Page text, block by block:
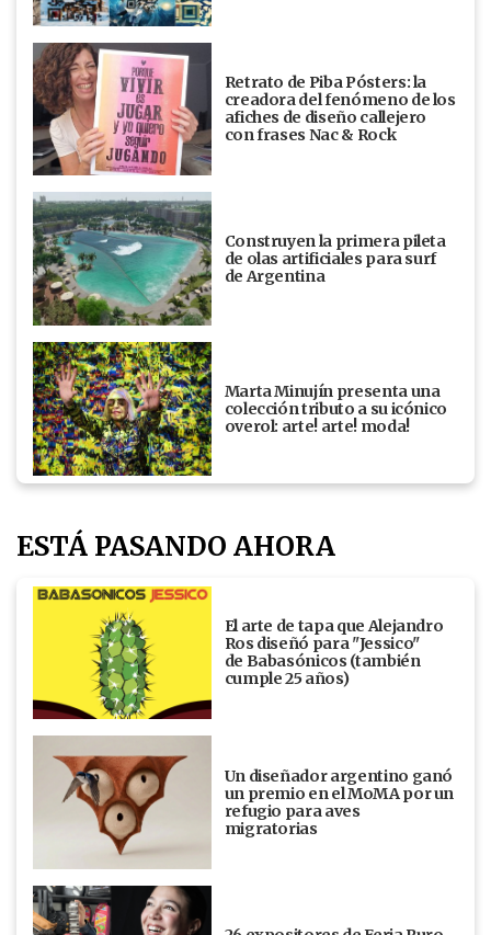
Retrato de Piba Pósters: la
creadora del fenómeno de los
afiches de diseño callejero
con frases Nac & Rock
Construyen la primera pileta
de olas artificiales para surf
de Argentina
Marta Minujín presenta una
colección tributo a su icónico
overol: arte! arte! moda!
ESTÁ PASANDO AHORA
El arte de tapa que Alejandro
Ros diseñó para "Jessico"
de Babasónicos (también
cumple 25 años)
Un diseñador argentino ganó
un premio en el MoMA por un
refugio para aves
migratorias